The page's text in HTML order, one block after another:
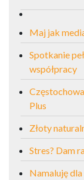
Maj jak
Spotkanie
współpracy
Plus
Złoty
Stres? Dam
Namaluję dla